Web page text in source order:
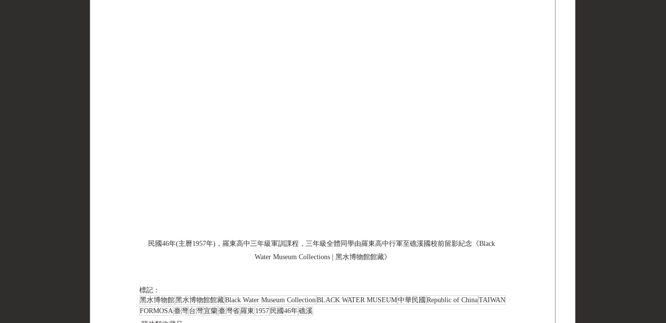
民國46年(主曆1957年)，羅東高中三年級軍訓課程，三年級全體同學由羅東高中行軍至礁溪國校前留影紀念《Black
Water Museum Collections | 黑水博物館館藏》
標記：
黑水博物館黑水博物館館藏Black Water Museum Collection BLACK WATER MUSEUM中華民國 Republic of ChinaTAIWAN
FORMOSA 臺灣 台灣宜蘭臺灣省羅東 1957 民國46年礁溪